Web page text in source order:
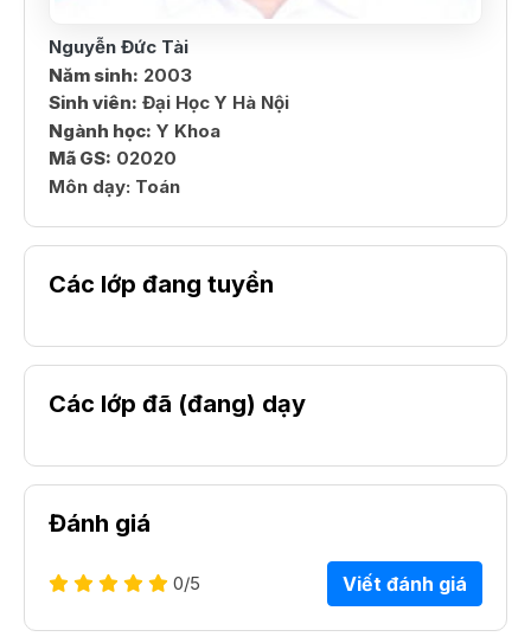
Nguyễn Đức Tài
Năm sinh: 2003
Sinh viên: Đại Học Y Hà Nội
Ngành học: Y Khoa
Mã GS: 02020
Môn dạy: Toán
Các lớp đang tuyển
Các lớp đã (đang) dạy
Đánh giá
0/5 Viết đánh giá